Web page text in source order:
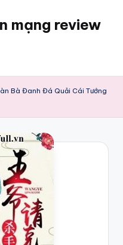
mạng review
Bà Đanh Đá Quải Cái Tướng